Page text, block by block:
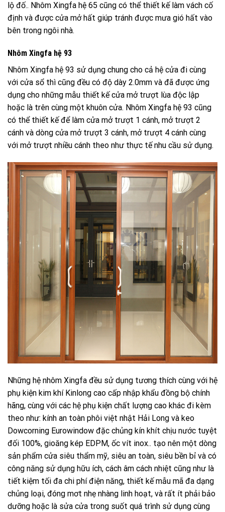
lộ đố.. Nhôm Xingfa hệ 65 cũng có thể thiết kế làm vách cố
định và được cửa mở hất giúp tránh được mưa gió hất vào
bên trong ngôi nhà.
Nhôm Xingfa hệ 93
Nhôm Xingfa hệ 93 sử dụng chung cho cả hệ cửa đi cùng
với cửa sổ thì cũng đều có độ dày 2.0mm và đã được ứng
dụng cho những mẫu thiết kế cửa mở trượt lùa độc lập
hoặc là trên cùng một khuôn cửa. Nhôm Xingfa hệ 93 cũng
có thể thiết kế để làm cửa mở trượt 1 cánh, mở trượt 2
cánh và dòng cửa mở trượt 3 cánh, mở trượt 4 cánh cùng
với mở trượt nhiều cánh theo như thực tế nhu cầu sử dụng.
Những hệ nhôm Xingfa đều sử dụng tương thích cùng với hệ
phụ kiện kim khí Kinlong cao cấp nhập khẩu đồng bộ chính
hãng, cùng với các hệ phụ kiện chất lượng cao khác đi kèm
theo như: kính an toàn phôi việt nhật Hải Long và keo
Dowcorning Eurowindow đặc chủng kín khít chịu nước tuyệt
đối 100%, gioăng kép EDPM, ốc vít inox.. tạo nên một dòng
sản phẩm cửa siêu thẩm mỹ, siêu an toàn, siêu bền bỉ và có
công năng sử dụng hữu ích, cách âm cách nhiệt cũng như là
tiết kiệm tối đa chi phí điện năng, thiết kế mẫu mã đa dạng
chủng loại, đóng mơt nhẹ nhàng linh hoạt, và rất ít phải bảo
dưỡng hoặc là sửa cửa trong suốt quá trình sử dụng cùng